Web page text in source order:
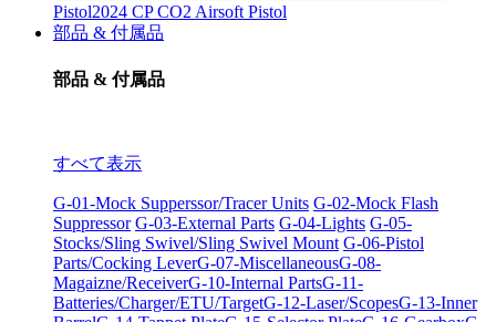
Pistol2024 CP CO2 Airsoft Pistol
部品 & 付属品
部品 & 付属品
すべて表示
G-01-Mock Supperssor/Tracer Units G-02-Mock Flash
Suppressor G-03-External Parts G-04-Lights G-05-
Stocks/Sling Swivel/Sling Swivel Mount G-06-Pistol
Parts/Cocking LeverG-07-MiscellaneousG-08-
Magaizne/ReceiverG-10-Internal PartsG-11-
Batteries/Charger/ETU/TargetG-12-Laser/ScopesG-13-Inner